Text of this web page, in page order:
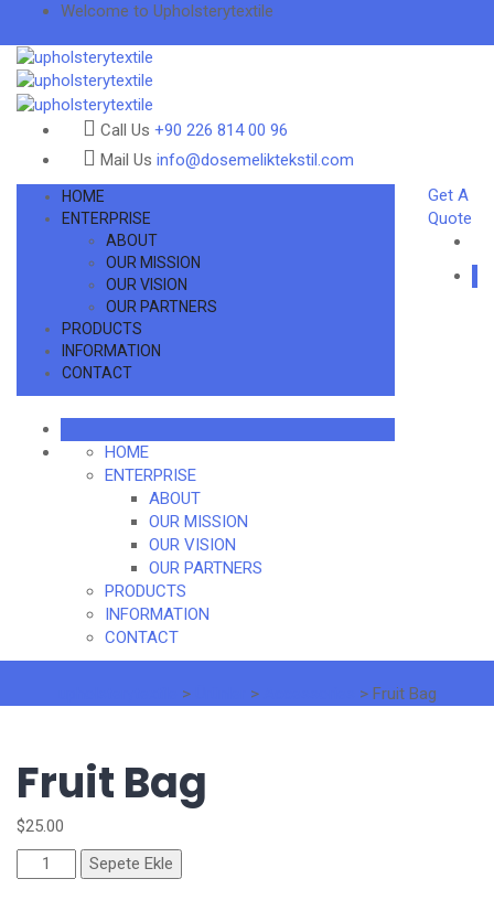
Welcome to Upholsterytextile
Call Us +90 226 814 00 96
Mail Us info@dosemeliktekstil.com
HOME
ENTERPRISE
ABOUT
OUR MISSION
OUR VISION
OUR PARTNERS
PRODUCTS
INFORMATION
CONTACT
HOME
ENTERPRISE
ABOUT
OUR MISSION
OUR VISION
OUR PARTNERS
PRODUCTS
INFORMATION
CONTACT
Get A
Quote
> > > Fruit Bag
Fruit Bag
$25.00
Fruit
Bag
Sepete Ekle